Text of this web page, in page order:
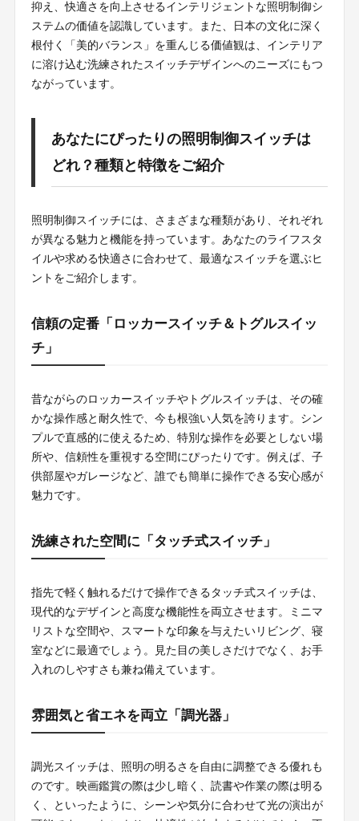
抑え、快適さを向上させるインテリジェントな照明制御シ
ステムの価値を認識しています。また、日本の文化に深く
根付く「美的バランス」を重んじる価値観は、インテリア
に溶け込む洗練されたスイッチデザインへのニーズにもつ
ながっています。
あなたにぴったりの照明制御スイッチは
どれ？種類と特徴をご紹介
照明制御スイッチには、さまざまな種類があり、それぞれ
が異なる魅力と機能を持っています。あなたのライフスタ
イルや求める快適さに合わせて、最適なスイッチを選ぶヒ
ントをご紹介します。
信頼の定番「ロッカースイッチ＆トグルスイッ
チ」
昔ながらのロッカースイッチやトグルスイッチは、その確
かな操作感と耐久性で、今も根強い人気を誇ります。シン
プルで直感的に使えるため、特別な操作を必要としない場
所や、信頼性を重視する空間にぴったりです。例えば、子
供部屋やガレージなど、誰でも簡単に操作できる安心感が
魅力です。
洗練された空間に「タッチ式スイッチ」
指先で軽く触れるだけで操作できるタッチ式スイッチは、
現代的なデザインと高度な機能性を両立させます。ミニマ
リストな空間や、スマートな印象を与えたいリビング、寝
室などに最適でしょう。見た目の美しさだけでなく、お手
入れのしやすさも兼ね備えています。
雰囲気と省エネを両立「調光器」
調光スイッチは、照明の明るさを自由に調整できる優れも
のです。映画鑑賞の際は少し暗く、読書や作業の際は明る
く、といったように、シーンや気分に合わせて光の演出が